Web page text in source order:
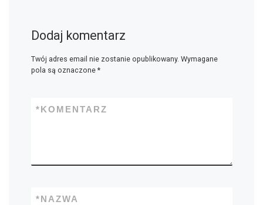
Dodaj komentarz
Twój adres email nie zostanie opublikowany. Wymagane
pola są oznaczone *
KOMENTARZ
*
NAZWA
*